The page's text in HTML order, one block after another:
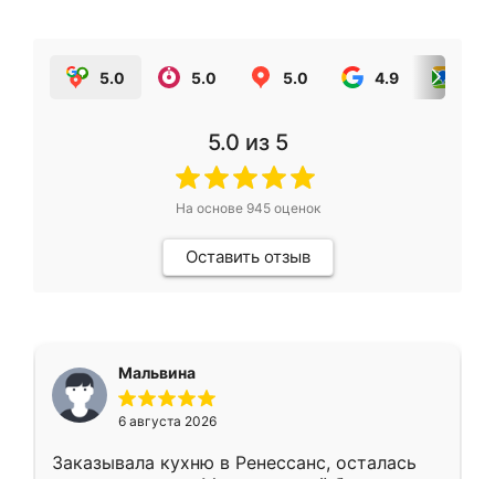
5.0 5.0 5.0 4.9
5.0 из 5
На основе 945оценок
Оставить отзыв
Мальвина
6 августа 2026
Заказывала кухню в Ренессанс, осталась